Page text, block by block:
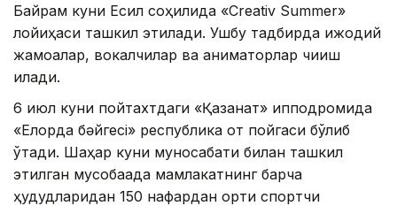
Байрам куни Есил соҳилида «Creativ Summer»
лойиҳаси ташкил этилади. Ушбу тадбирда ижодий
жамоалар, вокалчилар ва аниматорлар чиқиш
қилади.
6 июл куни пойтахтдаги «Қазанат» ипподромида
«Елорда бәйгесі» республика от пойгаси бўлиб
ўтади. Шаҳар куни муносабати билан ташкил
этилган мусобақада мамлакатнинг барча
ҳудудларидан 150 нафардан ортиқ спортчи